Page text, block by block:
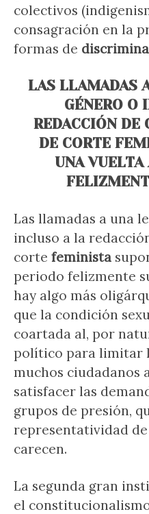
colectivos
consagración en la
formas de
LAS LLAMADAS
GÉNERO O
REDACCIÓN DE
DE CORTE
UNA VUELTA
Las llamadas a una
incluso a la
corte feminista
periodo felizmente
hay algo más
que la condición
coartada al, por
político para limitar
muchos ciudadanos
satisfacer las
grupos de presión,
representatividad de
carecen.
La segunda gran
el